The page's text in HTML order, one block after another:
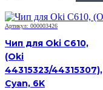
Black
к
HP
CLJ
Pro
M154/MFP
Артикул: 000003426
Чип для Oki C610,
(Oki
44315323/44315307),
Cyan, 6K